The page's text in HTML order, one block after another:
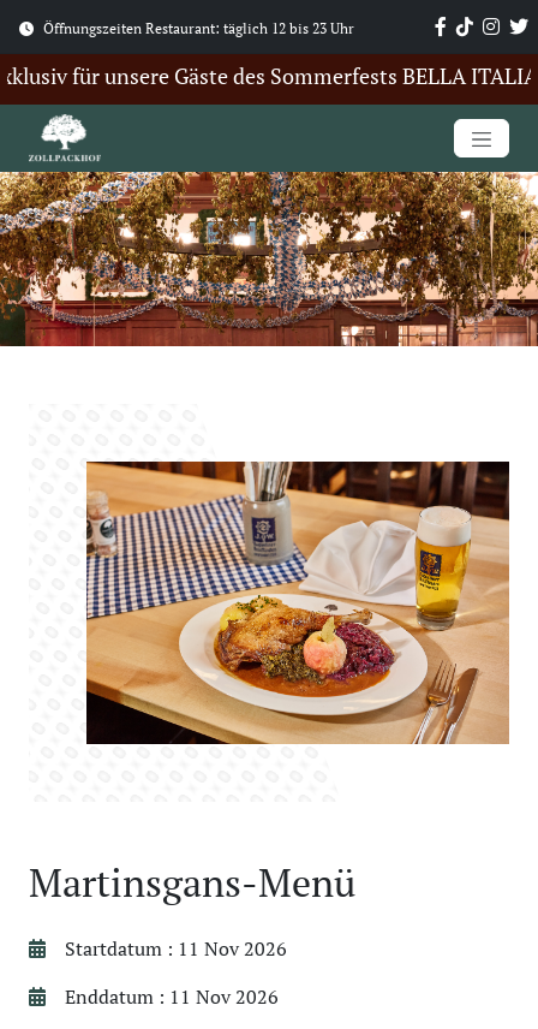
Öffnungszeiten Restaurant: täglich 12 bis 23 Uhr
für unsere Gäste des Sommerfests BELLA
Martinsgans-Menü
Startdatum : 11 Nov 2026
Enddatum : 11 Nov 2026